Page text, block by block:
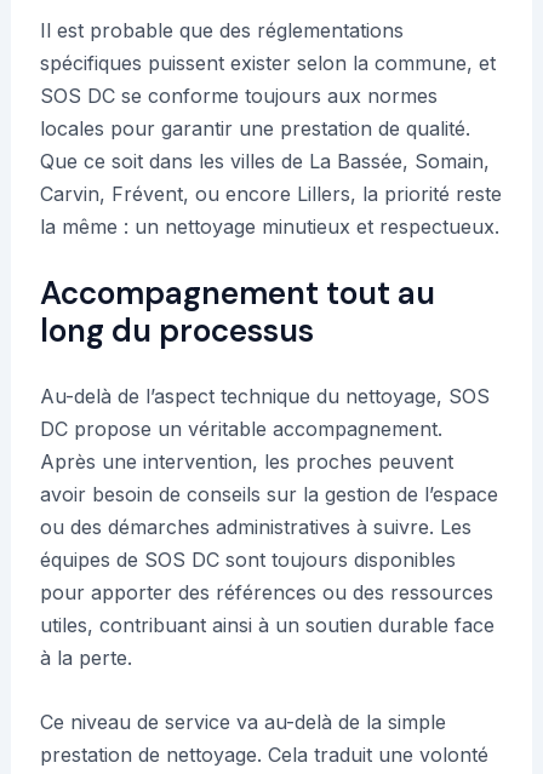
Il est probable que des réglementations
spécifiques puissent exister selon la commune, et
SOS DC se conforme toujours aux normes
locales pour garantir une prestation de qualité.
Que ce soit dans les villes de La Bassée, Somain,
Carvin, Frévent, ou encore Lillers, la priorité reste
la même : un nettoyage minutieux et respectueux.
Accompagnement tout au
long du processus
Au-delà de l’aspect technique du nettoyage, SOS
DC propose un véritable accompagnement.
Après une intervention, les proches peuvent
avoir besoin de conseils sur la gestion de l’espace
ou des démarches administratives à suivre. Les
équipes de SOS DC sont toujours disponibles
pour apporter des références ou des ressources
utiles, contribuant ainsi à un soutien durable face
à la perte.
Ce niveau de service va au-delà de la simple
prestation de nettoyage. Cela traduit une volonté